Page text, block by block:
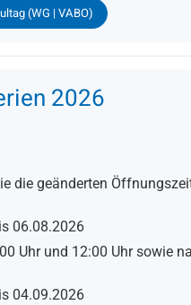
(WG | VABO)
2026
die geänderten
06.08.2026
Uhr und 12:00 Uhr sowie
04.09.2026